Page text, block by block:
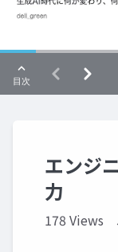
エンジ
力
178 Views